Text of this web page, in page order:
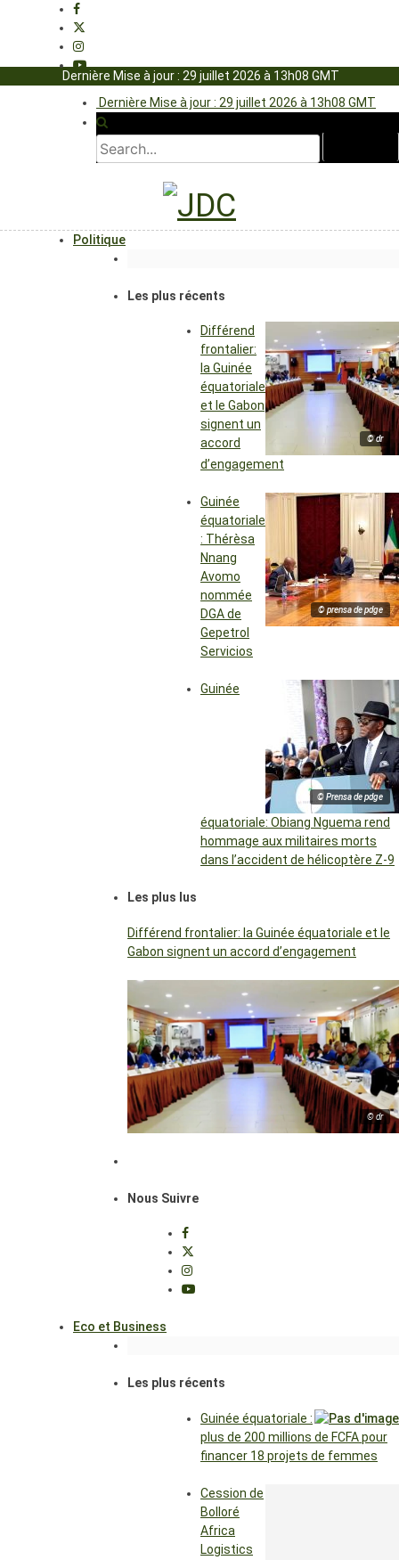
Dernière Mise à jour : 29 juillet 2026 à 13h08 GMT
Dernière Mise à jour : 29 juillet 2026 à 13h08 GMT
Politique
Les plus récents
© dr
Différend
frontalier:
la Guinée
équatoriale
et le Gabon
signent un
accord
d’engagement
© prensa de pdge
Guinée
équatoriale
: Thérèsa
Nnang
Avomo
nommée
DGA de
Gepetrol
Servicios
© Prensa de pdge
Guinée
équatoriale: Obiang Nguema rend
hommage aux militaires morts
dans l’accident de hélicoptère Z-9
Les plus lus
Différend frontalier: la Guinée équatoriale et le
Gabon signent un accord d’engagement
© dr
Nous Suivre
Eco et Business
Les plus récents
Guinée équatoriale :
plus de 200 millions de FCFA pour
financer 18 projets de femmes
Cession de
Bolloré
Africa
Logistics